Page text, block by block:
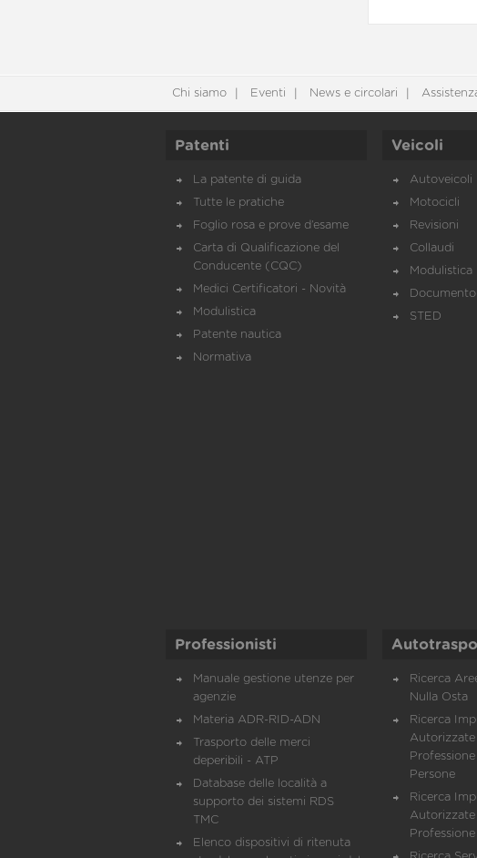
Chi siamo Eventi News e circolari
Patenti
La patente di guida
Tutte le pratiche
Foglio rosa e prove d’esame
Carta di Qualificazione del
Conducente (CQC)
Medici Certificatori - Novità
Modulistica
Patente nautica
Normativa
Veicoli
Autoveicoli
Motocicli
Revisioni
Collaudi
Modulistica
STED
Professionisti
Manuale gestione utenze per
agenzie
Materia ADR-RID-ADN
Trasporto delle merci
deperibili - ATP
Database delle località a
supporto dei sistemi RDS
TMC
Elenco dispositivi di ritenuta
Ricerca
Nulla Osta
Ricerca
Autorizzate
Persone
Ricerca
Autorizzate